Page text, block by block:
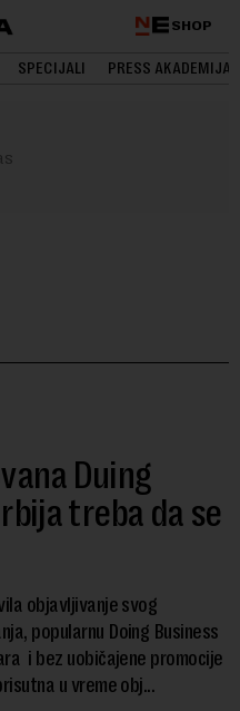
SHOP
SPECIJALI PRESS AKADEMIJA
Duing
treba da se
objavljivanje svog
popularnu Doing Business
i bez uobičajene promocije
u vreme obj...